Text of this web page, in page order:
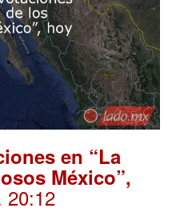
en “La
México”,
20:12